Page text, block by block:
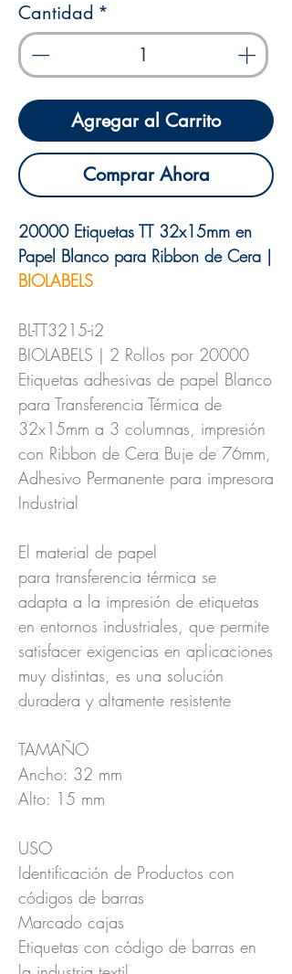
Cantidad *
Agregar al Carrito
Comprar Ahora
20000 Etiquetas TT 32x15mm en
Papel Blanco para Ribbon de Cera |
BIOLABELS
BL-TT3215-i2
BIOLABELS | 2 Rollos por 20000
Etiquetas adhesivas de papel Blanco
para Transferencia Térmica de
32x15mm a 3 columnas, impresión
con Ribbon de Cera Buje de 76mm,
Adhesivo Permanente para impresora
Industrial
El material de papel
para transferencia térmica se
adapta a la impresión de etiquetas
en entornos industriales, que permite
satisfacer exigencias en aplicaciones
muy distintas, es una solución
duradera y altamente resistente
TAMAÑO
Ancho: 32 mm
Alto: 15 mm
USO
Identificación de Productos con
códigos de barras
Marcado cajas
Etiquetas con código de barras en